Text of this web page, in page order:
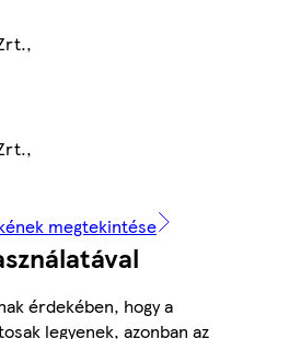
megtekintése
érdekében, hogy a
legyenek, azonban az